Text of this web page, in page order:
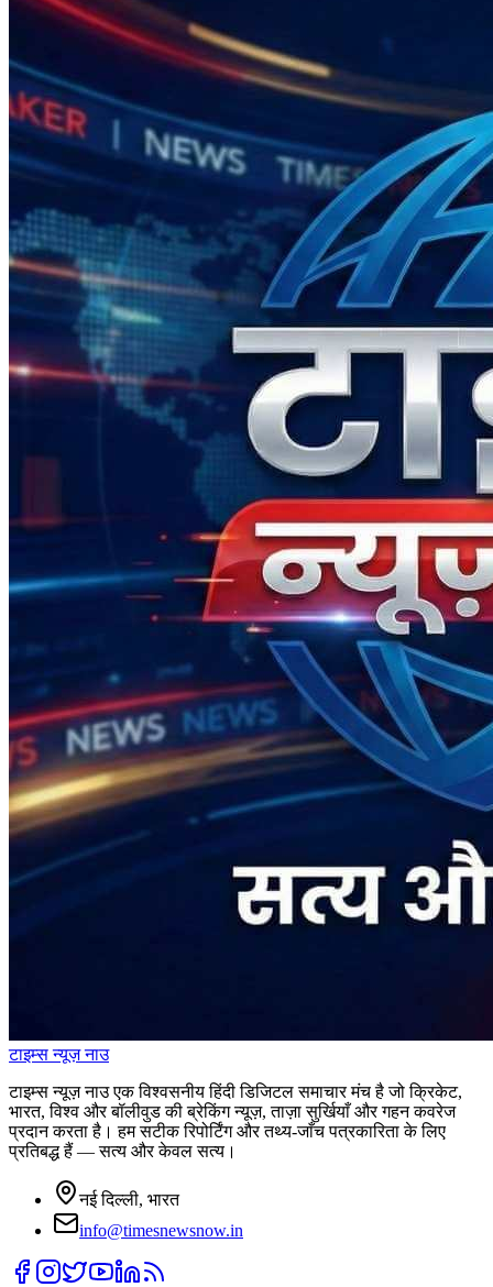
टाइम्सन्यूज़नाउ
टाइम्स न्यूज़ नाउ एक विश्वसनीय हिंदी डिजिटल समाचार मंच है जो क्रिकेट,
भारत, विश्व और बॉलीवुड की ब्रेकिंग न्यूज़, ताज़ा सुर्खियाँ और गहन कवरेज
प्रदान करता है। हम सटीक रिपोर्टिंग और तथ्य-जाँच पत्रकारिता के लिए
प्रतिबद्ध हैं — सत्य और केवल सत्य।
नई दिल्ली, भारत
info@timesnewsnow.in